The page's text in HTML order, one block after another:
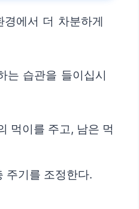
에서 더 차분하게
는 습관을 들이십시
먹이를 주고, 남은 먹
주기를 조정한다.